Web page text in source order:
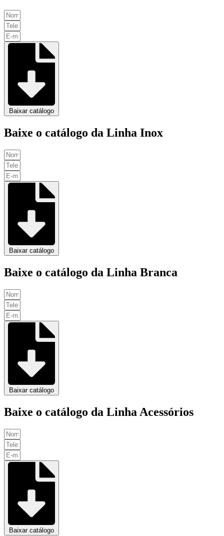
Baixar catálogo
Baixe o catálogo da Linha Inox
Baixar catálogo
Baixe o catálogo da Linha Branca
Baixar catálogo
Baixe o catálogo da Linha Acessórios
Baixar catálogo